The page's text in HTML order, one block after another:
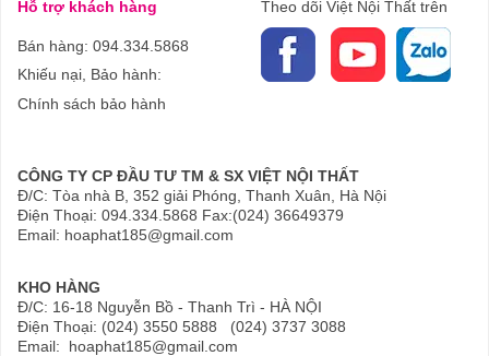
Hỗ trợ khách hàng
Bán hàng: 094.334.5868
Khiếu nại, Bảo hành:
Chính sách bảo hành
Theo dõi Việt Nội Thất trên
CÔNG TY CP ĐẦU TƯ TM & SX VIỆT NỘI THẤT
Đ/C: Tòa nhà B, 352 giải Phóng, Thanh Xuân, Hà Nội
Điện Thoại: 094.334.5868 Fax:(024) 36649379
Email: hoaphat185@gmail.com
KHO HÀNG
Đ/C: 16-18 Nguyễn Bồ - Thanh Trì - HÀ NỘI
Điện Thoại: (024) 3550 5888 (024) 3737 3088
Email: hoaphat185@gmail.com